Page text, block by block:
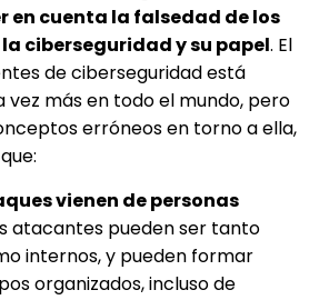
en cuenta la falsedad de los
ciberseguridad y su papel. El
de ciberseguridad está
más en todo el mundo, pero
erróneos en torno a ella,
vienen de personas
atacantes pueden ser tanto
internos, y pueden formar
organizados, incluso de